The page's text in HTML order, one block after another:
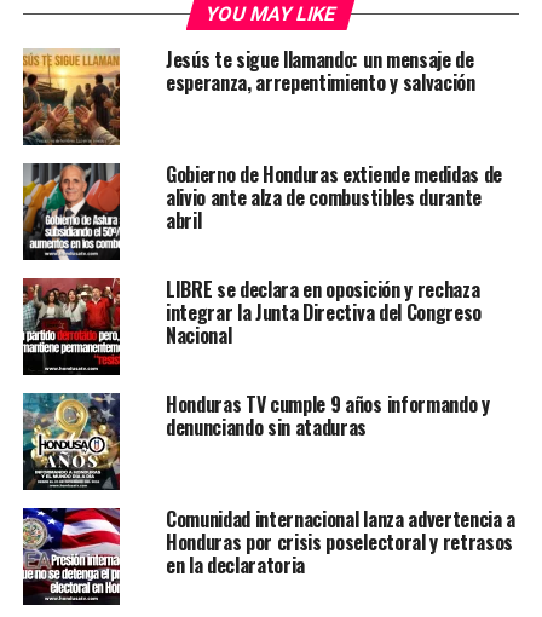
YOU MAY LIKE
Jesús te sigue llamando: un mensaje de
esperanza, arrepentimiento y salvación
Gobierno de Honduras extiende medidas de
alivio ante alza de combustibles durante
abril
LIBRE se declara en oposición y rechaza
integrar la Junta Directiva del Congreso
Nacional
Honduras TV cumple 9 años informando y
denunciando sin ataduras
Comunidad internacional lanza advertencia a
Honduras por crisis poselectoral y retrasos
en la declaratoria